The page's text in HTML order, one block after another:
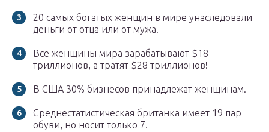
20 самых богатых женщин в мире унаследовали
деньги от отца или от мужа.
Все женщины мира зарабатывают $18
триллионов, а тратят $28 триллионов!
В США 30% бизнесов принадлежат женщинам.
Среднестатистическая британка имеет 19 пар
обуви, но носит только 7.